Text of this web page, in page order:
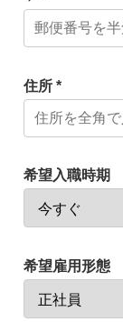
住所 *
希望入職時期
希望雇用形態